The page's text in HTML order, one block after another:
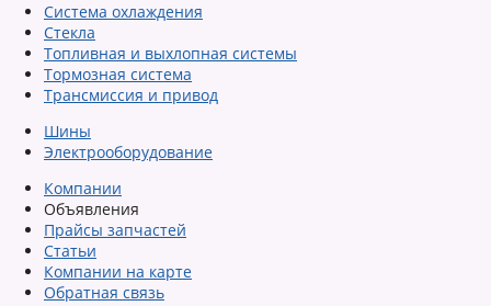
Система охлаждения
Стекла
Топливная и выхлопная системы
Тормозная система
Трансмиссия и привод
Шины
Электрооборудование
Компании
Объявления
Прайсы запчастей
Статьи
Компании на карте
Обратная связь